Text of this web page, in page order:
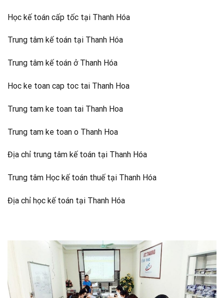
Học kế toán cấp tốc tại Thanh Hóa
Trung tâm kế toán tại Thanh Hóa
Trung tâm kế toán ở Thanh Hóa
Hoc ke toan cap toc tai Thanh Hoa
Trung tam ke toan tai Thanh Hoa
Trung tam ke toan o Thanh Hoa
Địa chỉ trung tâm kế toán tại Thanh Hóa
Trung tâm Học kế toán thuế tại Thanh Hóa
Địa chỉ học kế toán tại Thanh Hóa